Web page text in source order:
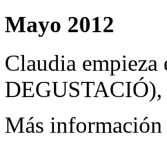
Mayo 2012
Claudia
Más información